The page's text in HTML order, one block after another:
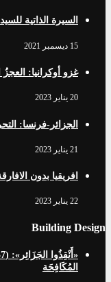
السيرة الذاتية
15 ديسمبر 2021
غزو أوكرانيا: العجزُ
20 يناير 2023
الجزائر-فرنسا:
21 يناير 2023
افریقيا بدون
22 يناير 2023
Building Design
المُكَافِحَة